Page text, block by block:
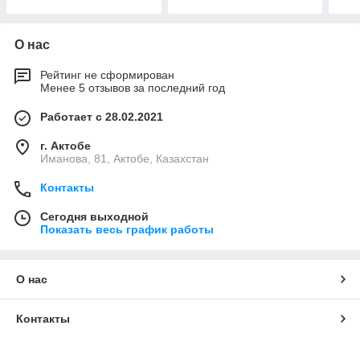
О нас
Рейтинг не сформирован
Менее 5 отзывов за последний год
Работает с 28.02.2021
г. Актобе
Иманова, 81, Актобе, Казахстан
Контакты
Сегодня выходной
Показать весь график работы
О нас
Контакты